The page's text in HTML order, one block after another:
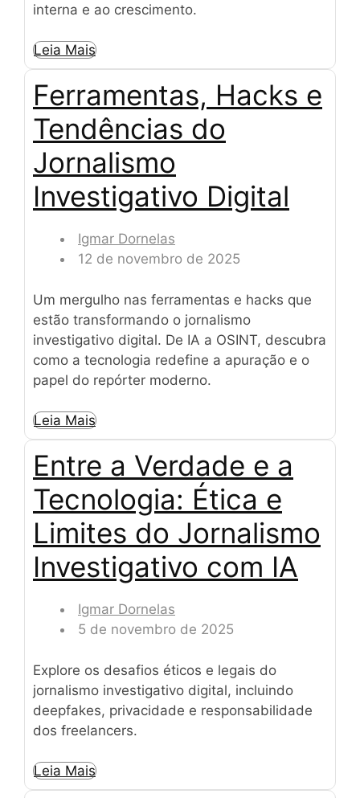
interna e ao crescimento.
Leia Mais
Ferramentas, Hacks e
Tendências do
Jornalismo
Investigativo Digital
Igmar Dornelas
12 de novembro de 2025
Um mergulho nas ferramentas e hacks que
estão transformando o jornalismo
investigativo digital. De IA a OSINT, descubra
como a tecnologia redefine a apuração e o
papel do repórter moderno.
Leia Mais
Entre a Verdade e a
Tecnologia: Ética e
Limites do Jornalismo
Investigativo com IA
Igmar Dornelas
5 de novembro de 2025
Explore os desafios éticos e legais do
jornalismo investigativo digital, incluindo
deepfakes, privacidade e responsabilidade
dos freelancers.
Leia Mais